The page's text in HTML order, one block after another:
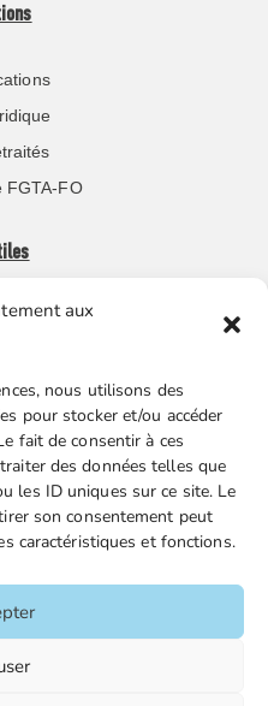
aux
nous utilisons des
pour stocker et/ou accéder
fait de consentir à ces
des données telles que
les ID uniques sur ce site. Le
son consentement peut
caractéristiques et fonctions.
FGTA-FO
ligne
cookies
– 92170 Vanves / 01 86